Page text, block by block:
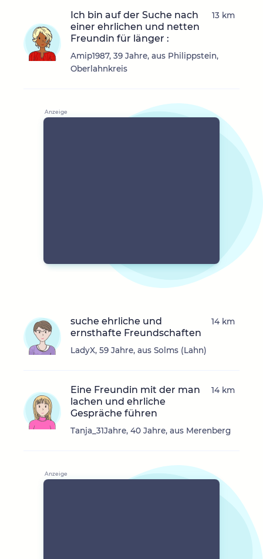
Ich bin auf der Suche nach
einer ehrlichen und netten
Freundin für länger :
Amip1987, 39 Jahre, aus Philippstein,
Oberlahnkreis
13 km
suche ehrliche und
ernsthafte Freundschaften
LadyX, 59 Jahre, aus Solms (Lahn)
14 km
Eine Freundin mit der man
lachen und ehrliche
Gespräche führen
Tanja_31Jahre, 40 Jahre, aus Merenberg
14 km